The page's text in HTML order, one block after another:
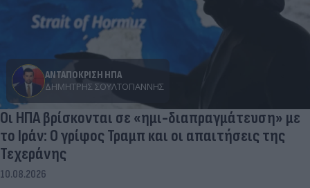
ΑΝΤΑΠΟΚΡΙΣΗ ΗΠΑ
ΔΗΜΉΤΡΗΣ ΣΟΥΛΤΟΓΙΆΝΝΗΣ
Οι ΗΠΑ βρίσκονται σε «ημι-διαπραγμάτευση» με
το Ιράν: Ο γρίφος Τραμπ και οι απαιτήσεις της
Τεχεράνης
10.08.2026